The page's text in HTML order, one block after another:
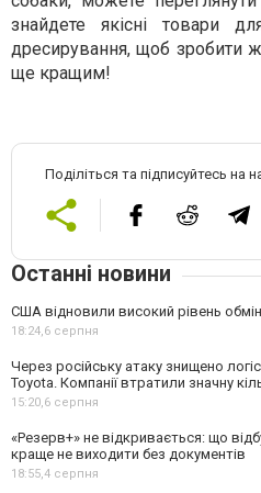
знайдете якісні товари
дресирування, щоб зробити
ще кращим!
Поділіться та підписуйтесь на
Останні новини
США відновили високий рівень
18:24,6 серпня
Через російську атаку знищено
Toyota. Компанії втратили значну
15:20,6 серпня
«Резерв+» не відкривається: що
краще не виходити без документів
18:55,4 серпня